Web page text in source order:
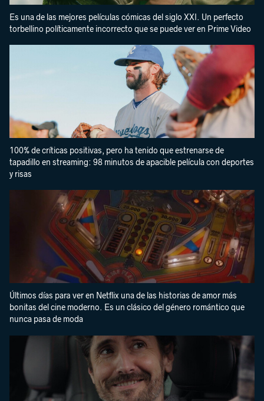
Es una de las mejores películas cómicas del siglo XXI. Un perfecto
torbellino políticamente incorrecto que se puede ver en Prime Video
100% de críticas positivas, pero ha tenido que estrenarse de
tapadillo en streaming: 98 minutos de apacible película con deportes
y risas
Últimos días para ver en Netflix una de las historias de amor más
bonitas del cine moderno. Es un clásico del género romántico que
nunca pasa de moda